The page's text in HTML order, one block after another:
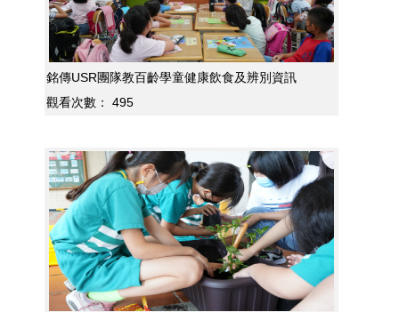
銘傳USR團隊教百齡學童健康飲食及辨別資訊
觀看次數：
495